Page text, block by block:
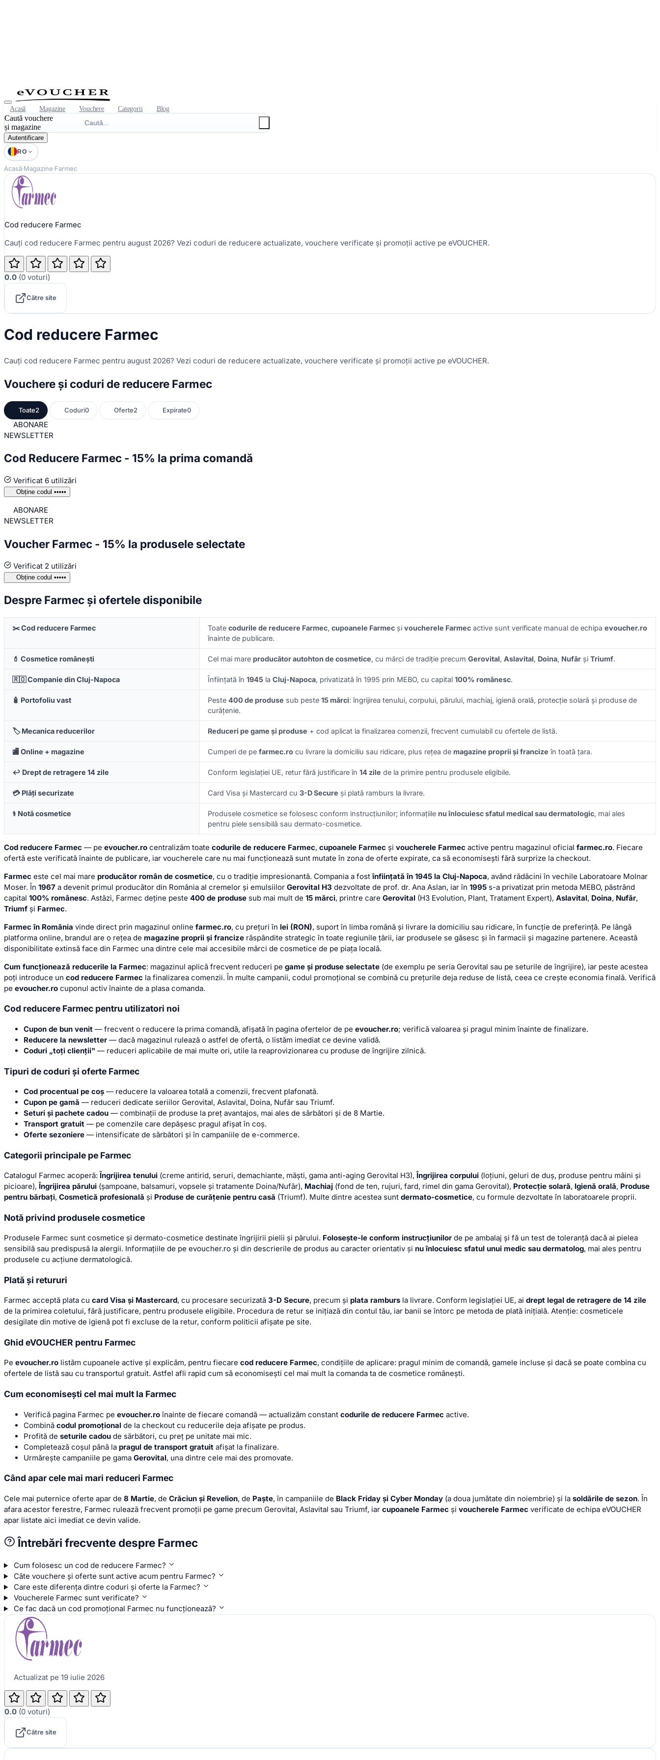
Acasă Magazine Vouchere Categorii Blog
Caută vouchere
și magazine
Autentificare
RO
Acasă Magazine Farmec
Cod reducere Farmec
Cauți cod reducere Farmec pentru august 2026? Vezi coduri de reducere actualizate, vouchere verificate și promoții active pe eVOUCHER.
0.0 (0 voturi)
Către site
Cod reducere Farmec
Cauți cod reducere Farmec pentru august 2026? Vezi coduri de reducere actualizate, vouchere verificate și promoții active pe eVOUCHER.
Vouchere și coduri de reducere Farmec
Toate2 Coduri0 Oferte2 Expirate0
ABONARE
NEWSLETTER
Cod Reducere Farmec - 15% la prima comandă
Verificat 6 utilizări
Obține codul •••••
ABONARE
NEWSLETTER
Voucher Farmec - 15% la produsele selectate
Verificat 2 utilizări
Obține codul •••••
Despre Farmec și ofertele disponibile
✂️ Cod reducere Farmec Toate codurile de reducere Farmec, cupoanele Farmec și voucherele Farmec active sunt verificate manual de echipa evoucher.ro
înainte de publicare.
💄 Cosmetice românești Cel mai mare producător autohton de cosmetice, cu mărci de tradiție precum Gerovital, Aslavital, Doina, Nufăr și Triumf.
🇷🇴 Companie din Cluj-Napoca Înființată în 1945 la Cluj-Napoca, privatizată în 1995 prin MEBO, cu capital 100% românesc.
🧴 Portofoliu vast Peste 400 de produse sub peste 15 mărci: îngrijirea tenului, corpului, părului, machiaj, igienă orală, protecție solară și produse de
curățenie.
🏷️ Mecanica reducerilor Reduceri pe game și produse + cod aplicat la finalizarea comenzii, frecvent cumulabil cu ofertele de listă.
🏬 Online + magazine Cumperi de pe farmec.ro cu livrare la domiciliu sau ridicare, plus rețea de magazine proprii și francize în toată țara.
↩️ Drept de retragere 14 zile Conform legislației UE, retur fără justificare în 14 zile de la primire pentru produsele eligibile.
💳 Plăți securizate Card Visa și Mastercard cu 3-D Secure și plată ramburs la livrare.
⚕️ Notă cosmetice Produsele cosmetice se folosesc conform instrucțiunilor; informațiile nu înlocuiesc sfatul medical sau dermatologic, mai ales
pentru piele sensibilă sau dermato-cosmetice.
Cod reducere Farmec — pe evoucher.ro centralizăm toate codurile de reducere Farmec, cupoanele Farmec și voucherele Farmec active pentru magazinul oficial farmec.ro. Fiecare
ofertă este verificată înainte de publicare, iar voucherele care nu mai funcționează sunt mutate în zona de oferte expirate, ca să economisești fără surprize la checkout.
Farmec este cel mai mare producător român de cosmetice, cu o tradiție impresionantă. Compania a fostînființată în 1945 la Cluj-Napoca, având rădăcini în vechile Laboratoare Molnar
Moser. În 1967 a devenit primul producător din România al cremelor și emulsiilor Gerovital H3 dezvoltate de prof. dr. Ana Aslan, iar în 1995 s-a privatizat prin metoda MEBO, păstrând
capital 100% românesc. Astăzi, Farmec deține peste 400 de produse sub mai mult de 15 mărci, printre care Gerovital (H3 Evolution, Plant, Tratament Expert), Aslavital, Doina, Nufăr,
Triumf și Farmec.
Farmec în România vinde direct prin magazinul online farmec.ro, cu prețuri în lei (RON), suport în limba română și livrare la domiciliu sau ridicare, în funcție de preferință. Pe lângă
platforma online, brandul are o rețea de magazine proprii și francize răspândite strategic în toate regiunile țării, iar produsele se găsesc și în farmacii și magazine partenere. Această
disponibilitate extinsă face din Farmec una dintre cele mai accesibile mărci de cosmetice de pe piața locală.
Cum funcționează reducerile la Farmec: magazinul aplică frecvent reduceri pe game și produse selectate (de exemplu pe seria Gerovital sau pe seturile de îngrijire), iar peste acestea
poți introduce un cod reducere Farmec la finalizarea comenzii. În multe campanii, codul promoțional se combină cu prețurile deja reduse de listă, ceea ce crește economia finală. Verifică
pe evoucher.ro cuponul activ înainte de a plasa comanda.
Cod reducere Farmec pentru utilizatori noi
Cupon de bun venit — frecvent o reducere la prima comandă, afișată în pagina ofertelor de pe evoucher.ro; verifică valoarea și pragul minim înainte de finalizare.
Reducere la newsletter — dacă magazinul rulează o astfel de ofertă, o listăm imediat ce devine validă.
Coduri „toți clienții" — reduceri aplicabile de mai multe ori, utile la reaprovizionarea cu produse de îngrijire zilnică.
Tipuri de coduri și oferte Farmec
Cod procentual pe coș — reducere la valoarea totală a comenzii, frecvent plafonată.
Cupon pe gamă — reduceri dedicate seriilor Gerovital, Aslavital, Doina, Nufăr sau Triumf.
Seturi și pachete cadou — combinații de produse la preț avantajos, mai ales de sărbători și de 8 Martie.
Transport gratuit — pe comenzile care depășesc pragul afișat în coș.
Oferte sezoniere — intensificate de sărbători și în campaniile de e-commerce.
Categorii principale pe Farmec
Catalogul Farmec acoperă:Îngrijirea tenului (creme antirid, seruri, demachiante, măști, gama anti-aging Gerovital H3),Îngrijirea corpului (loțiuni, geluri de duș, produse pentru mâini și
picioare),Îngrijirea părului (șampoane, balsamuri, vopsele și tratamente Doina/Nufăr), Machiaj (fond de ten, rujuri, fard, rimel din gama Gerovital), Protecție solară, Igienă orală, Produse
pentru bărbați, Cosmetică profesională și Produse de curățenie pentru casă (Triumf). Multe dintre acestea sunt dermato-cosmetice, cu formule dezvoltate în laboratoarele proprii.
Notă privind produsele cosmetice
Produsele Farmec sunt cosmetice și dermato-cosmetice destinate îngrijirii pielii și părului. Folosește-le conform instrucțiunilor de pe ambalaj și fă un test de toleranță dacă ai pielea
sensibilă sau predispusă la alergii. Informațiile de pe evoucher.ro și din descrierile de produs au caracter orientativ și nu înlocuiesc sfatul unui medic sau dermatolog, mai ales pentru
produsele cu acțiune dermatologică.
Plată și retururi
Farmec acceptă plata cu card Visa și Mastercard, cu procesare securizată 3-D Secure, precum și plata ramburs la livrare. Conform legislației UE, ai drept legal de retragere de 14 zile
de la primirea coletului, fără justificare, pentru produsele eligibile. Procedura de retur se inițiază din contul tău, iar banii se întorc pe metoda de plată inițială. Atenție: cosmeticele
desigilate din motive de igienă pot fi excluse de la retur, conform politicii afișate pe site.
Ghid eVOUCHER pentru Farmec
Pe evoucher.ro listăm cupoanele active și explicăm, pentru fiecare cod reducere Farmec, condițiile de aplicare: pragul minim de comandă, gamele incluse și dacă se poate combina cu
ofertele de listă sau cu transportul gratuit. Astfel afli rapid cum să economisești cel mai mult la comanda ta de cosmetice românești.
Cum economisești cel mai mult la Farmec
Verifică pagina Farmec pe evoucher.roînainte de fiecare comandă — actualizăm constant codurile de reducere Farmec active.
Combină codul promoțional de la checkout cu reducerile deja afișate pe produs.
Profită de seturile cadou de sărbători, cu preț pe unitate mai mic.
Completează coșul până la pragul de transport gratuit afișat la finalizare.
Urmărește campaniile pe gama Gerovital, una dintre cele mai des promovate.
Când apar cele mai mari reduceri Farmec
Cele mai puternice oferte apar de 8 Martie, de Crăciun și Revelion, de Paște, în campaniile de Black Friday și Cyber Monday (a doua jumătate din noiembrie) și la soldările de sezon. În
afara acestor ferestre, Farmec rulează frecvent promoții pe game precum Gerovital, Aslavital sau Triumf, iar cupoanele Farmec și voucherele Farmec verificate de echipa eVOUCHER
apar listate aici imediat ce devin valide.
Întrebări frecvente despre Farmec
Cum folosesc un cod de reducere Farmec?
Câte vouchere și oferte sunt active acum pentru Farmec?
Care este diferența dintre coduri și oferte la Farmec?
Voucherele Farmec sunt verificate?
Ce fac dacă un cod promoțional Farmec nu funcționează?
Actualizat pe 19 iulie 2026
0.0 (0 voturi)
Către site